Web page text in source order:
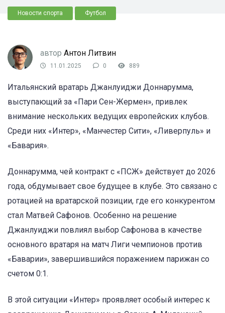
Новости спорта Футбол
автор Антон Литвин
11.01.2025 0 889
Итальянский вратарь Джанлуиджи Доннарумма,
выступающий за «Пари Сен-Жермен», привлек
внимание нескольких ведущих европейских клубов.
Среди них «Интер», «Манчестер Сити», «Ливерпуль» и
«Бавария».
Доннарумма, чей контракт с «ПСЖ» действует до 2026
года, обдумывает свое будущее в клубе. Это связано с
ротацией на вратарской позиции, где его конкурентом
стал Матвей Сафонов. Особенно на решение
Джанлуиджи повлиял выбор Сафонова в качестве
основного вратаря на матч Лиги чемпионов против
«Баварии», завершившийся поражением парижан со
счетом 0:1.
В этой ситуации «Интер» проявляет особый интерес к